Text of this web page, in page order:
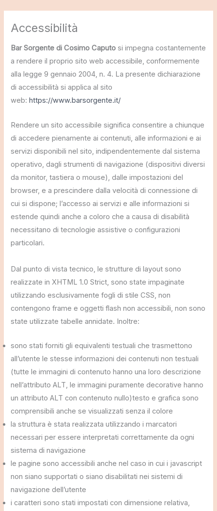
contenuto
Accessibilità
Bar Sorgente di Cosimo Caputo si impegna costantemente
a rendere il proprio sito web accessibile, conformemente
alla legge 9 gennaio 2004, n. 4. La presente dichiarazione
di accessibilità si applica al sito
web: https://www.barsorgente.it/
Rendere un sito accessibile significa consentire a chiunque
di accedere pienamente ai contenuti, alle informazioni e ai
servizi disponibili nel sito, indipendentemente dal sistema
operativo, dagli strumenti di navigazione (dispositivi diversi
da monitor, tastiera o mouse), dalle impostazioni del
browser, e a prescindere dalla velocità di connessione di
cui si dispone; l’accesso ai servizi e alle informazioni si
estende quindi anche a coloro che a causa di disabilità
necessitano di tecnologie assistive o configurazioni
particolari.
Dal punto di vista tecnico, le strutture di layout sono
realizzate in XHTML 1.0 Strict, sono state impaginate
utilizzando esclusivamente fogli di stile CSS, non
contengono frame e oggetti flash non accessibili, non sono
state utilizzate tabelle annidate. Inoltre:
sono stati forniti gli equivalenti testuali che trasmettono
all’utente le stesse informazioni dei contenuti non testuali
(tutte le immagini di contenuto hanno una loro descrizione
nell’attributo ALT, le immagini puramente decorative hanno
un attributo ALT con contenuto nullo)testo e grafica sono
comprensibili anche se visualizzati senza il colore
la struttura è stata realizzata utilizzando i marcatori
necessari per essere interpretati correttamente da ogni
sistema di navigazione
le pagine sono accessibili anche nel caso in cui i javascript
non siano supportati o siano disabilitati nei sistemi di
navigazione dell’utente
i caratteri sono stati impostati con dimensione relativa,